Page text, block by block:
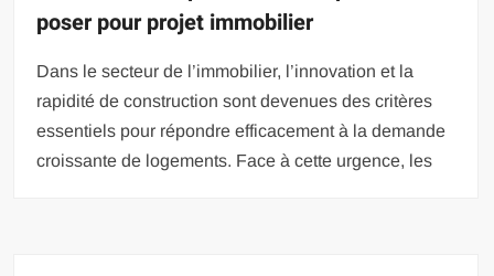
poser pour projet immobilier
Dans le secteur de l’immobilier, l’innovation et la
rapidité de construction sont devenues des critères
essentiels pour répondre efficacement à la demande
croissante de logements. Face à cette urgence, les